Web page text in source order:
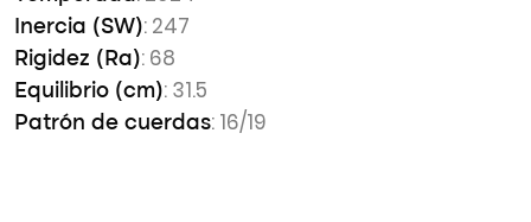
Inercia (SW): 247
Rigidez (Ra): 68
Equilibrio (cm): 31.5
Patrón de cuerdas: 16/19